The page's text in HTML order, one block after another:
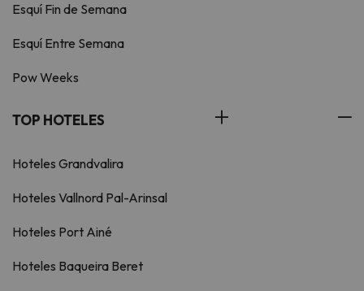
Esquí Fin de Semana
Esquí Entre Semana
Pow Weeks
TOP HOTELES
Hoteles Grandvalira
Hoteles Vallnord Pal-Arinsal
Hoteles Port Ainé
Hoteles Baqueira Beret